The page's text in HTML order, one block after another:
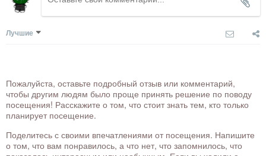
Лучшие
Пожалуйста, оставьте подробный отзыв или комментарий,
чтобы другим людям было проще принять решение по поводу
посещения! Расскажите о том, что стоит знать тем, кто только
планирует посещение.
Поделитесь с своими впечатлениями от посещения. Напишите
о том, что вам понравилось, а что нет, что запомнилось, что